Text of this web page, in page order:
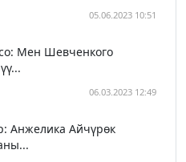
05.06.2023 10:51
Мен Шевченкого
06.03.2023 12:49
Анжелика Айчүрөк